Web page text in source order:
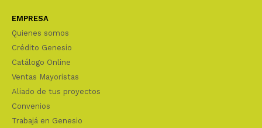
EMPRESA
Quienes somos
Crédito Genesio
Catálogo Online
Ventas Mayoristas
Aliado de tus proyectos
Convenios
Trabajá en Genesio